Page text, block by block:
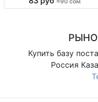
стайл, комфортная посадка; арт.
Купить базу
Россия